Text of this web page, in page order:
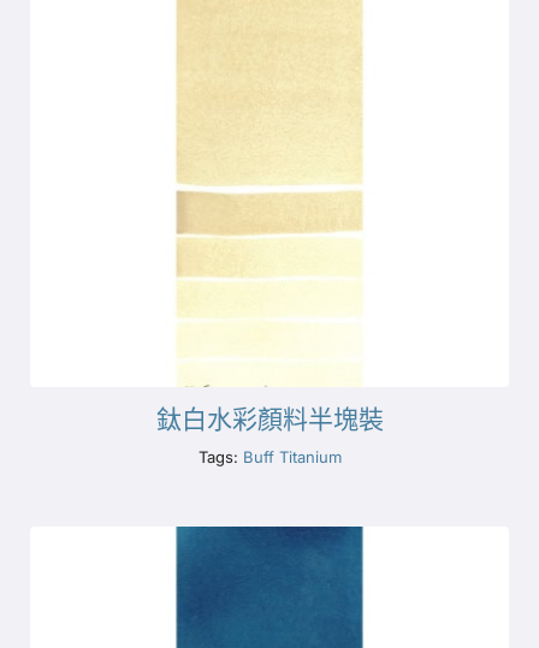
鈦白水彩顏料半塊裝
Tags: Buff Titanium